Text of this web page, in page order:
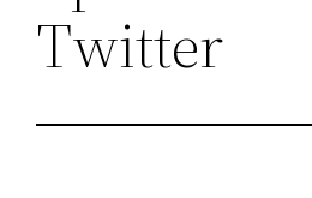
Twitter